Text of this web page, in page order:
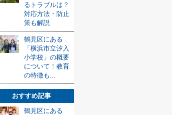
るトラブルは？
対応方法・防止
策も解説
鶴見区にある
「横浜市立汐入
小学校」の概要
について！教育
の特徴も...
おすすめ記事
鶴見区にある